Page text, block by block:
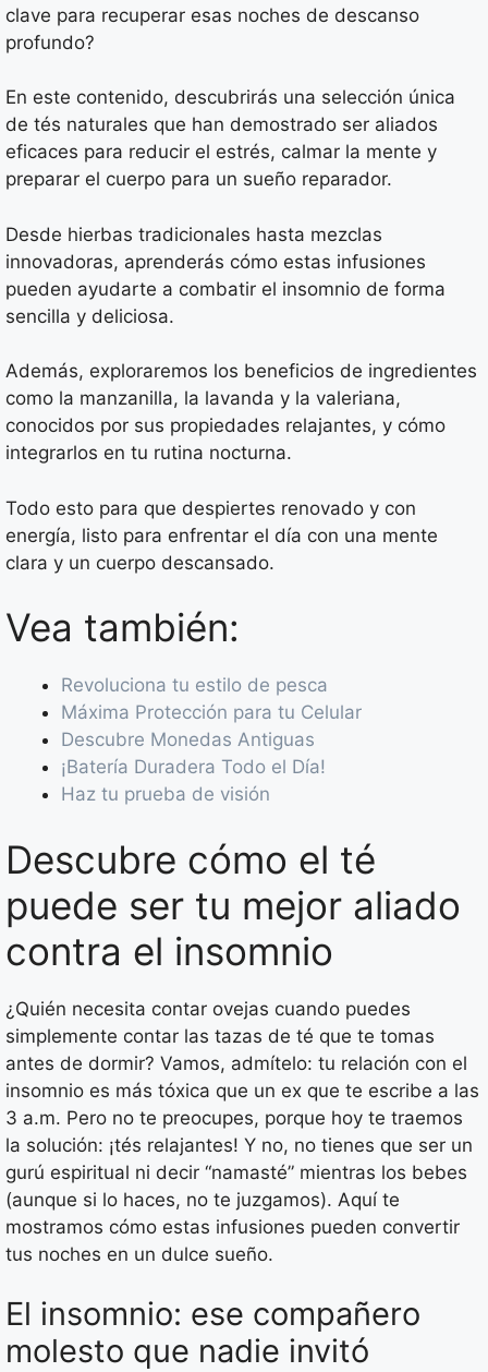
clave para recuperar esas noches de descanso
profundo?
En este contenido, descubrirás una selección única
de tés naturales que han demostrado ser aliados
eficaces para reducir el estrés, calmar la mente y
preparar el cuerpo para un sueño reparador.
Desde hierbas tradicionales hasta mezclas
innovadoras, aprenderás cómo estas infusiones
pueden ayudarte a combatir el insomnio de forma
sencilla y deliciosa.
Además, exploraremos los beneficios de ingredientes
como la manzanilla, la lavanda y la valeriana,
conocidos por sus propiedades relajantes, y cómo
integrarlos en tu rutina nocturna.
Todo esto para que despiertes renovado y con
energía, listo para enfrentar el día con una mente
clara y un cuerpo descansado.
Vea también:
Revoluciona tu estilo de pesca
Máxima Protección para tu Celular
Descubre Monedas Antiguas
¡Batería Duradera Todo el Día!
Haz tu prueba de visión
Descubre cómo el té
puede ser tu mejor aliado
contra el insomnio
¿Quién necesita contar ovejas cuando puedes
simplemente contar las tazas de té que te tomas
antes de dormir? Vamos, admítelo: tu relación con el
insomnio es más tóxica que un ex que te escribe a las
3 a.m. Pero no te preocupes, porque hoy te traemos
la solución: ¡tés relajantes! Y no, no tienes que ser un
gurú espiritual ni decir “namasté” mientras los bebes
(aunque si lo haces, no te juzgamos). Aquí te
mostramos cómo estas infusiones pueden convertir
tus noches en un dulce sueño.
El insomnio: ese compañero
molesto que nadie invitó